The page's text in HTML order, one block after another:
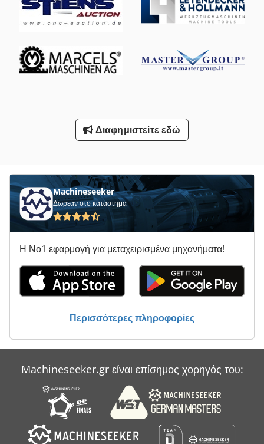
Μικρό Μονόκερος 3
Πλύνετε Τα Μπλοκ
Όλα Τα
Διαφημιστείτε εδώ
Machineseeker
Δωρεάν στο κατάστημα
Η Νο1 εφαρμογή για μεταχειρισμένα μηχανήματα!
Περισσότερες πληροφορίες
Machineseeker.gr είναι επίσημος χορηγός του: